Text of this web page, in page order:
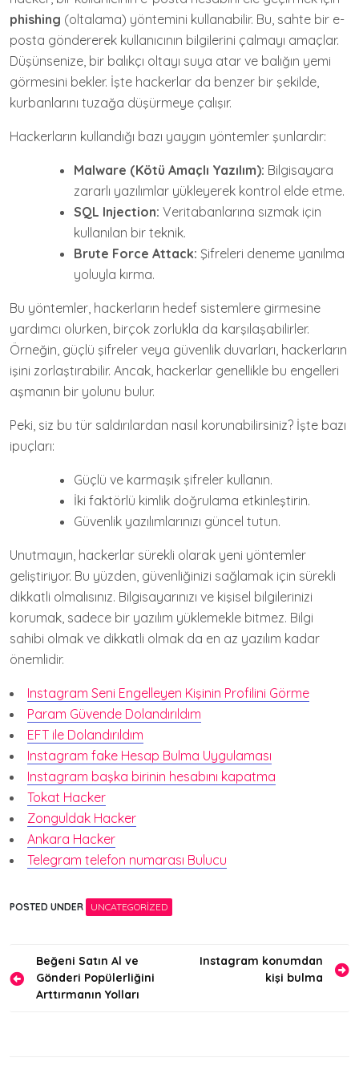
phishing (oltalama) yöntemini kullanabilir. Bu, sahte bir e-
posta göndererek kullanıcının bilgilerini çalmayı amaçlar.
Düşünsenize, bir balıkçı oltayı suya atar ve balığın yemi
görmesini bekler. İşte hackerlar da benzer bir şekilde,
kurbanlarını tuzağa düşürmeye çalışır.
Hackerların kullandığı bazı yaygın yöntemler şunlardır:
Malware (Kötü Amaçlı Yazılım): Bilgisayara
zararlı yazılımlar yükleyerek kontrol elde etme.
SQL Injection: Veritabanlarına sızmak için
kullanılan bir teknik.
Brute Force Attack: Şifreleri deneme yanılma
yoluyla kırma.
Bu yöntemler, hackerların hedef sistemlere girmesine
yardımcı olurken, birçok zorlukla da karşılaşabilirler.
Örneğin, güçlü şifreler veya güvenlik duvarları, hackerların
işini zorlaştırabilir. Ancak, hackerlar genellikle bu engelleri
aşmanın bir yolunu bulur.
Peki, siz bu tür saldırılardan nasıl korunabilirsiniz? İşte bazı
ipuçları:
Güçlü ve karmaşık şifreler kullanın.
İki faktörlü kimlik doğrulama etkinleştirin.
Güvenlik yazılımlarınızı güncel tutun.
Unutmayın, hackerlar sürekli olarak yeni yöntemler
geliştiriyor. Bu yüzden, güvenliğinizi sağlamak için sürekli
dikkatli olmalısınız. Bilgisayarınızı ve kişisel bilgilerinizi
korumak, sadece bir yazılım yüklemekle bitmez. Bilgi
sahibi olmak ve dikkatli olmak da en az yazılım kadar
önemlidir.
Instagram Seni Engelleyen Kişinin Profilini Görme
Param Güvende Dolandırıldım
EFT ile Dolandırıldım
Instagram fake Hesap Bulma Uygulaması
Instagram başka birinin hesabını kapatma
Tokat Hacker
Zonguldak Hacker
Ankara Hacker
Telegram telefon numarası Bulucu
POSTED UNDER UNCATEGORIZED
Yazı
gezinmesi
Beğeni Satın Al ve
Gönderi Popülerliğini
Arttırmanın Yolları
Instagram konumdan
kişi bulma